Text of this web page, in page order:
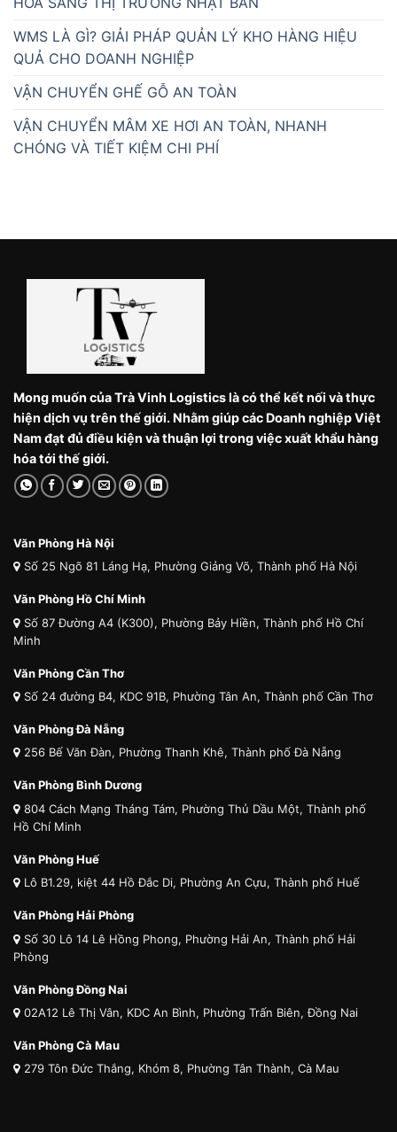
WMS LÀ GÌ? GIẢI PHÁP QUẢN LÝ KHO HÀNG HIỆU
QUẢ CHO DOANH NGHIỆP
VẬN CHUYỂN GHẾ GỖ AN TOÀN
VẬN CHUYỂN MÂM XE HƠI AN TOÀN, NHANH
CHÓNG VÀ TIẾT KIỆM CHI PHÍ
Mong muốn của Trà Vinh Logistics là có thể kết nối và thực
hiện dịch vụ trên thế giới. Nhằm giúp các Doanh nghiệp Việt
Nam đạt đủ điều kiện và thuận lợi trong việc xuất khẩu hàng
hóa tới thế giới.
Văn Phòng Hà Nội
Số 25 Ngõ 81 Láng Hạ, Phường Giảng Võ, Thành phố Hà Nội
Văn Phòng Hồ Chí Minh
Số 87 Đường A4 (K300), Phường Bảy Hiền, Thành phố Hồ Chí
Minh
Văn Phòng Cần Thơ
Số 24 đường B4, KDC 91B, Phường Tân An, Thành phố Cần Thơ
Văn Phòng Đà Nẵng
256 Bế Văn Đàn, Phường Thanh Khê, Thành phố Đà Nẵng
Văn Phòng Bình Dương
804 Cách Mạng Tháng Tám, Phường Thủ Dầu Một, Thành phố
Hồ Chí Minh
Văn Phòng Huế
Lô B1.29, kiệt 44 Hồ Đắc Di, Phường An Cựu, Thành phố Huế
Văn Phòng Hải Phòng
Số 30 Lô 14 Lê Hồng Phong, Phường Hải An, Thành phố Hải
Phòng
Văn Phòng Đồng Nai
02A12 Lê Thị Vân, KDC An Bình, Phường Trấn Biên, Đồng Nai
Văn Phòng Cà Mau
279 Tôn Đức Thắng, Khóm 8, Phường Tân Thành, Cà Mau